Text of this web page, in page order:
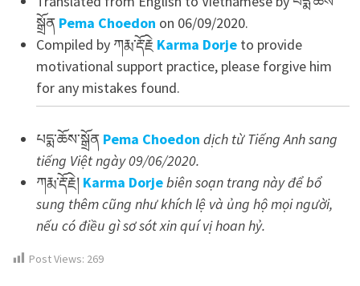
སྒྲོན Pema Choedon on 06/09/2020.
Compiled by ཀརྨ་རྡོ་རྗེ Karma Dorjeto provide
motivational support practice, please forgive him
for any mistakes found.
པདྨ་ཆོས་སྒྲོན Pema Choedon dịch từ Tiếng Anh sang
tiếng Việtngày09/06/2020.
ཀརྨ་རྡོ་རྗེ། Karma Dorjebiên soạn trang này để bổ
sung thêm cũng như khích lệ và ủng hộ mọi người,
nếu có điều gì sơ sót xin quí vị hoan hỷ.
Post Views: 269